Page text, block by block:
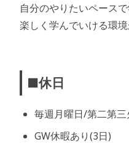
自分のやりたいペース
楽しく学んでいける環
■休日
毎週月曜日/第二第三
GW休暇あり(3日)